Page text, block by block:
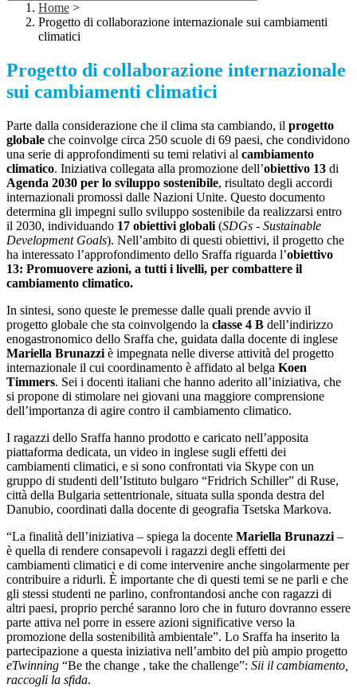
Home >
Progetto di collaborazione internazionale sui cambiamenti
climatici
Progetto di collaborazione internazionale
sui cambiamenti climatici
Parte dalla considerazione che il clima sta cambiando, il progetto
globale che coinvolge circa 250 scuole di 69 paesi, che condividono
una serie di approfondimenti su temi relativi al cambiamento
climatico. Iniziativa collegata alla promozione dell’obiettivo 13 di
Agenda 2030 per lo sviluppo sostenibile, risultato degli accordi
internazionali promossi dalle Nazioni Unite. Questo documento
determina gli impegni sullo sviluppo sostenibile da realizzarsi entro
il 2030, individuando 17 obiettivi globali (SDGs - Sustainable
Development Goals). Nell’ambito di questi obiettivi, il progetto che
ha interessato l’approfondimento dello Sraffa riguarda l’obiettivo
13: Promuovere azioni, a tutti i livelli, per combattere il
cambiamento climatico.
In sintesi, sono queste le premesse dalle quali prende avvio il
progetto globale che sta coinvolgendo la classe 4 B dell’indirizzo
enogastronomico dello Sraffa che, guidata dalla docente di inglese
Mariella Brunazzi è impegnata nelle diverse attività del progetto
internazionale il cui coordinamento è affidato al belga Koen
Timmers. Sei i docenti italiani che hanno aderito all’iniziativa, che
si propone di stimolare nei giovani una maggiore comprensione
dell’importanza di agire contro il cambiamento climatico.
I ragazzi dello Sraffa hanno prodotto e caricato nell’apposita
piattaforma dedicata, un video in inglese sugli effetti dei
cambiamenti climatici, e si sono confrontati via Skype con un
gruppo di studenti dell’Istituto bulgaro “Fridrich Schiller” di Ruse,
città della Bulgaria settentrionale, situata sulla sponda destra del
Danubio, coordinati dalla docente di geografia Tsetska Markova.
“La finalità dell’iniziativa – spiega la docente Mariella Brunazzi –
è quella di rendere consapevoli i ragazzi degli effetti dei
cambiamenti climatici e di come intervenire anche singolarmente per
contribuire a ridurli. È importante che di questi temi se ne parli e che
gli stessi studenti ne parlino, confrontandosi anche con ragazzi di
altri paesi, proprio perché saranno loro che in futuro dovranno essere
parte attiva nel porre in essere azioni significative verso la
promozione della sostenibilità ambientale”. Lo Sraffa ha inserito la
partecipazione a questa iniziativa nell’ambito del più ampio progetto
eTwinning “Be the change , take the challenge”: Sii il cambiamento,
raccogli la sfida.